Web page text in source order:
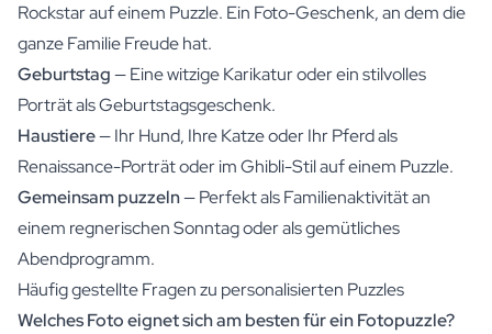
Rockstar auf einem Puzzle. Ein Foto-Geschenk, an dem die
ganze Familie Freude hat.
Geburtstag— Eine witzige Karikatur oder ein stilvolles
Porträt als Geburtstagsgeschenk.
Haustiere— Ihr Hund, Ihre Katze oder Ihr Pferd als
Renaissance-Porträt oder im Ghibli-Stil auf einem Puzzle.
Gemeinsam puzzeln— Perfekt als Familienaktivität an
einem regnerischen Sonntag oder als gemütliches
Abendprogramm.
Häufig gestellte Fragen zu personalisierten Puzzles
Welches Foto eignet sich am besten für ein Fotopuzzle?